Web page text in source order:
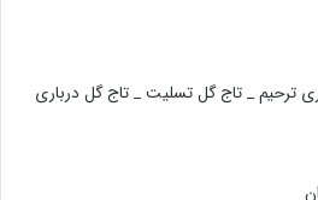
ترحیم _ تاج گل تسلیت _ تاج گل درباری